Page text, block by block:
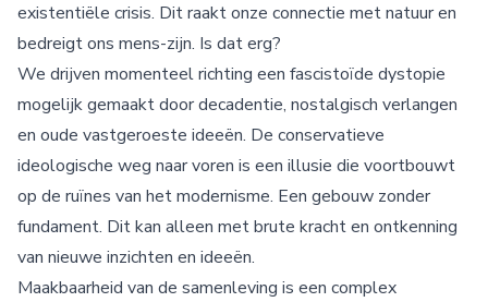
existentiële crisis. Dit raakt onze connectie met natuur en
bedreigt ons mens-zijn. Is dat erg?
We drijven momenteel richting een fascistoïde dystopie
mogelijk gemaakt door decadentie, nostalgisch verlangen
en oude vastgeroeste ideeën. De conservatieve
ideologische weg naar voren is een illusie die voortbouwt
op de ruïnes van het modernisme. Een gebouw zonder
fundament. Dit kan alleen met brute kracht en ontkenning
van nieuwe inzichten en ideeën.
Maakbaarheid van de samenleving is een complex